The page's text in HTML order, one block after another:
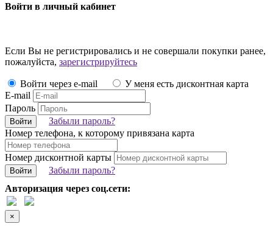
Войти в личный кабинет
Если Вы не регистрировались и не совершали покупки ранее,
пожалуйста, зарегистрируйтесь
Войти через e-mail
У меня есть дисконтная карта
E-mail
Пароль
Войти
Забыли пароль?
Номер телефона, к которому привязана карта
Номер дисконтной карты
Войти
Забыли пароль?
Авторизация через соц.сети:
×